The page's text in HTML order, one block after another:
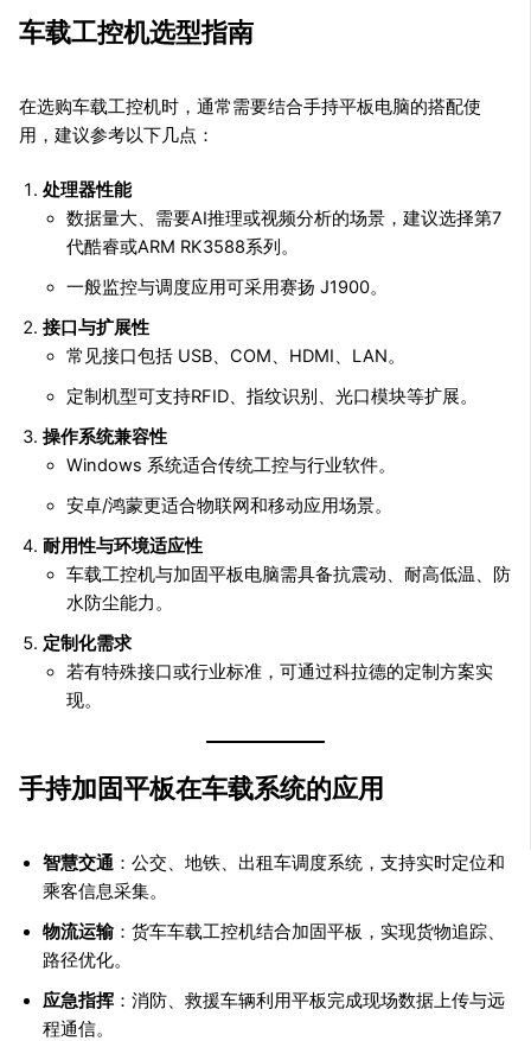
车载工控机选型指南
在选购车载工控机时，通常需要结合手持平板电脑的搭配使
用，建议参考以下几点：
处理器性能
数据量大、需要AI推理或视频分析的场景，建议选择第7
代酷睿或ARM RK3588系列。
一般监控与调度应用可采用赛扬 J1900。
接口与扩展性
常见接口包括 USB、COM、HDMI、LAN。
定制机型可支持RFID、指纹识别、光口模块等扩展。
操作系统兼容性
Windows 系统适合传统工控与行业软件。
安卓/鸿蒙更适合物联网和移动应用场景。
耐用性与环境适应性
车载工控机与加固平板电脑需具备抗震动、耐高低温、防
水防尘能力。
定制化需求
若有特殊接口或行业标准，可通过科拉德的定制方案实
现。
手持加固平板在车载系统的应用
智慧交通 ：公交、地铁、出租车调度系统，支持实时定位和
乘客信息采集。
物流运输：货车车载工控机结合加固平板，实现货物追踪、
路径优化。
应急指挥：消防、救援车辆利用平板完成现场数据上传与远
程通信。